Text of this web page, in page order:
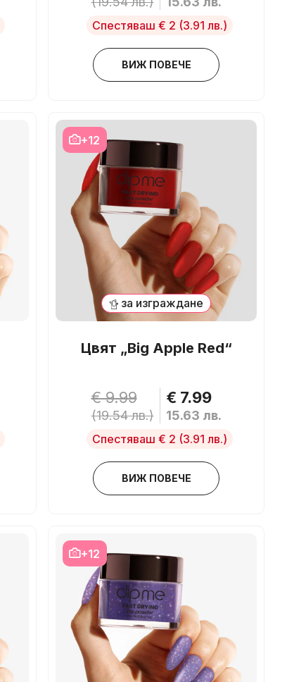
Спестяваш € 2 (3.91 лв.)
ВИЖ ПОВЕЧЕ
за изграждане
+12
Цвят „Big Apple Red“
€ 9.99
(19.54 лв.)
€ 7.99
15.63 лв.
Спестяваш € 2 (3.91 лв.)
ВИЖ ПОВЕЧЕ
+12